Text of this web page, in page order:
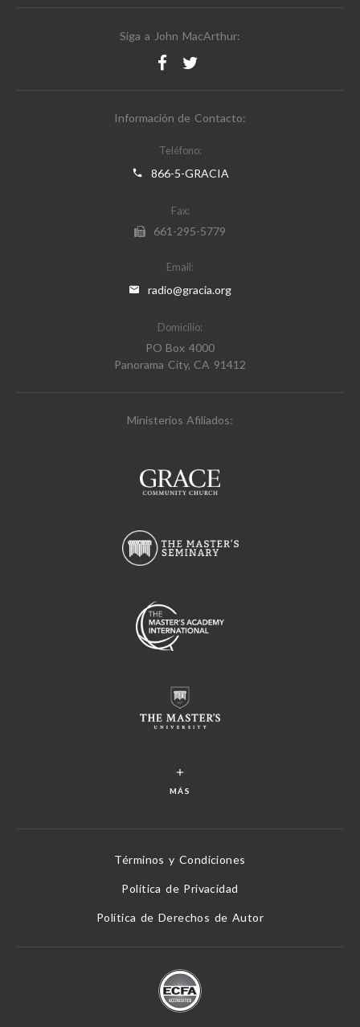
Siga a John MacArthur:
Información de Contacto:
Teléfono:
866-5-GRACIA
Fax:
661-295-5779
Email:
radio@gracia.org
Domicilio:
PO Box 4000
Panorama City, CA 91412
Ministerios Afiliados:
MÁS
Términos y Condiciones
Política de Privacidad
Política de Derechos de Autor